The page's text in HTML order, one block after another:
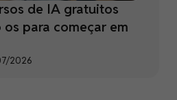
de IA gratuitos
para começar em
2026